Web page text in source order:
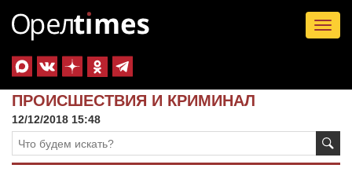
ПРОИСШЕСТВИЯ И КРИМИНАЛ
12/12/2018 15:48